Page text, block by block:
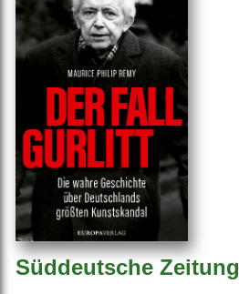
Süddeutsche Zeitung